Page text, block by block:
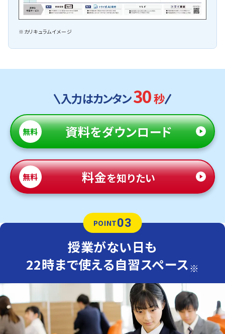
※カリキュラムイメージ
入力はカンタン30秒
無料 資料をダウンロード
無料 料金を知りたい
POINT03
授業がない日も
22時まで使える自習スペース※